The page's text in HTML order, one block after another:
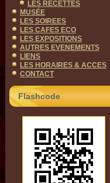
LES RECETTES
MUSÉE
LES SOIREES
LES CAFES ECO
LES EXPOSITIONS
AUTRES EVENEMENTS
LIENS
LES HORAIRES & ACCES
CONTACT
Flashcode